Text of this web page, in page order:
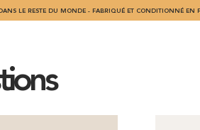
LE RESTE DU MONDE - FABRIQUÉ ET CONDITIONNÉ